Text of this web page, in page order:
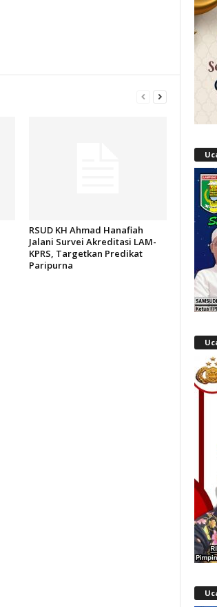
RSUD KH Ahmad Hanafiah
Jalani Survei Akreditasi LAM-
KPRS, Targetkan Predikat
Paripurna